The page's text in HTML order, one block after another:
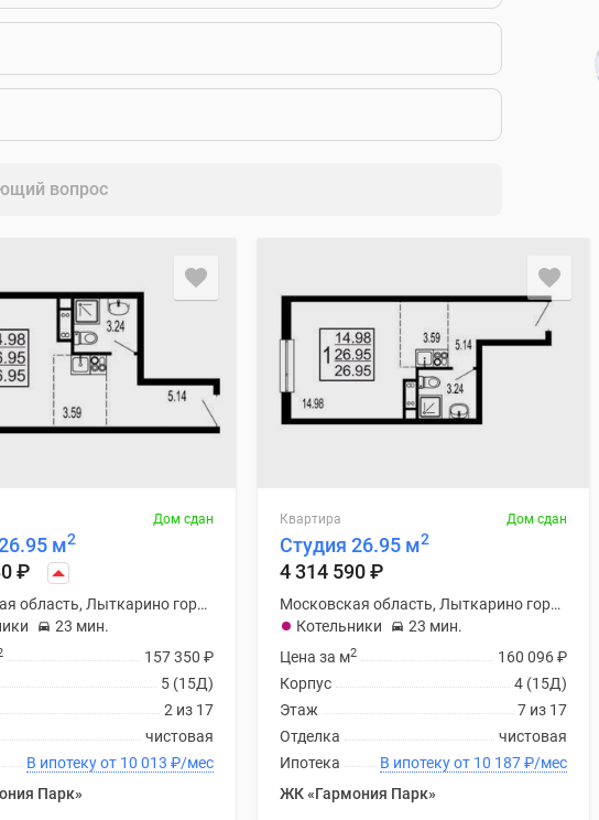
вопрос
Дом сдан
м2
₽
Московская область, Лыткарино городской округ
23 мин.
157 350 ₽
5 (15Д)
2 из 17
чистовая
В ипотеку от 10 013 ₽/мес
Парк»
Квартира Дом сдан
Студия 26.95 м2
4 314 590₽
Московская область, Лыткарино городской округ
Котельники
23 мин.
160 096₽
Цена за м2
4 (15Д)
Корпус
7 из 17
Этаж
чистовая
Отделка
В ипотеку от 10 187₽/мес
Ипотека
ЖК «Гармония Парк»